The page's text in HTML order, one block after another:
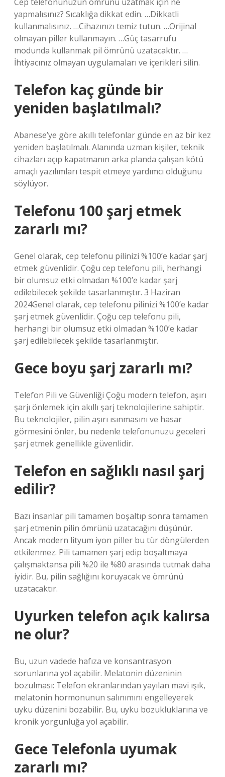
yapmalısınız? Sıcaklığa dikkat edin. …Dikkatli
kullanmalısınız. …Cihazınızı temiz tutun. …Orijinal
olmayan piller kullanmayın. …Güç tasarrufu
modunda kullanmak pil ömrünü uzatacaktır. …
İhtiyacınız olmayan uygulamaları ve içerikleri silin.
Telefon kaç günde bir
yeniden başlatılmalı?
Abanese’ye göre akıllı telefonlar günde en az bir kez
yeniden başlatılmalı. Alanında uzman kişiler, teknik
cihazları açıp kapatmanın arka planda çalışan kötü
amaçlı yazılımları tespit etmeye yardımcı olduğunu
söylüyor.
Telefonu 100 şarj etmek
zararlı mı?
Genel olarak, cep telefonu pilinizi %100’e kadar şarj
etmek güvenlidir. Çoğu cep telefonu pili, herhangi
bir olumsuz etki olmadan %100’e kadar şarj
edilebilecek şekilde tasarlanmıştır. 3 Haziran
2024Genel olarak, cep telefonu pilinizi %100’e kadar
şarj etmek güvenlidir. Çoğu cep telefonu pili,
herhangi bir olumsuz etki olmadan %100’e kadar
şarj edilebilecek şekilde tasarlanmıştır.
Gece boyu şarj zararlı mı?
Telefon Pili ve Güvenliği Çoğu modern telefon, aşırı
şarjı önlemek için akıllı şarj teknolojilerine sahiptir.
Bu teknolojiler, pilin aşırı ısınmasını ve hasar
görmesini önler, bu nedenle telefonunuzu geceleri
şarj etmek genellikle güvenlidir.
Telefon en sağlıklı nasıl şarj
edilir?
Bazı insanlar pili tamamen boşaltıp sonra tamamen
şarj etmenin pilin ömrünü uzatacağını düşünür.
Ancak modern lityum iyon piller bu tür döngülerden
etkilenmez. Pili tamamen şarj edip boşaltmaya
çalışmaktansa pili %20 ile %80 arasında tutmak daha
iyidir. Bu, pilin sağlığını koruyacak ve ömrünü
uzatacaktır.
Uyurken telefon açık kalırsa
ne olur?
Bu, uzun vadede hafıza ve konsantrasyon
sorunlarına yol açabilir. Melatonin düzeninin
bozulması: Telefon ekranlarından yayılan mavi ışık,
melatonin hormonunun salınımını engelleyerek
uyku düzenini bozabilir. Bu, uyku bozukluklarına ve
kronik yorgunluğa yol açabilir.
Gece Telefonla uyumak
zararlı mı?